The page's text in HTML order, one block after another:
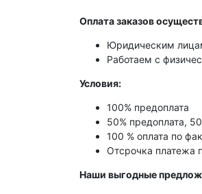
Оплата заказов
Юридическим
Работаем с
Условия:
100% предоплата
50% предоплата,
100 % оплата по
Отсрочка платежа
Наши выгодные